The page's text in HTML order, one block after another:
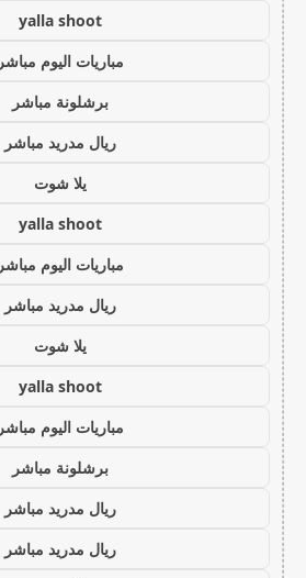
yalla shoot
مباريات اليوم مباشر
برشلونة مباشر
ريال مدريد مباشر
يلا شوت
yalla shoot
مباريات اليوم مباشر
ريال مدريد مباشر
يلا شوت
yalla shoot
مباريات اليوم مباشر
برشلونة مباشر
ريال مدريد مباشر
ريال مدريد مباشر